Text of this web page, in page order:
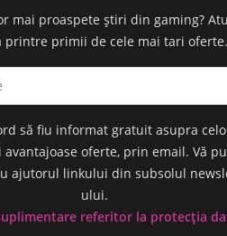
proaspete știri din gaming?
printre primii de cele mai tari oferte.
să fiu informat gratuit asupra
avantajoase oferte, prin email. Vă
ajutorul linkului din subsolul
ului.
referitor la protecția